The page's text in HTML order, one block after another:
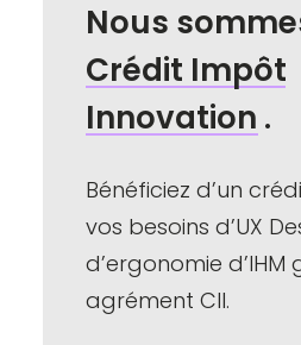
Nous
Crédit Impôt
Innovation .
Bénéficiez d’un
vos besoins d’UX
d’ergonomie
agrément CII.